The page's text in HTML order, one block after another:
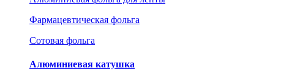
Фармацевтическая фольга
Сотовая фольга
Алюминиевая катушка